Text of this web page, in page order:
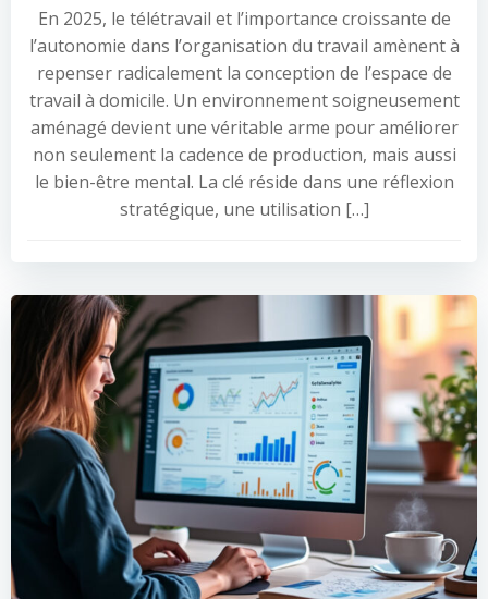
En 2025, le télétravail et l’importance croissante de
l’autonomie dans l’organisation du travail amènent à
repenser radicalement la conception de l’espace de
travail à domicile. Un environnement soigneusement
aménagé devient une véritable arme pour améliorer
non seulement la cadence de production, mais aussi
le bien-être mental. La clé réside dans une réflexion
stratégique, une utilisation […]